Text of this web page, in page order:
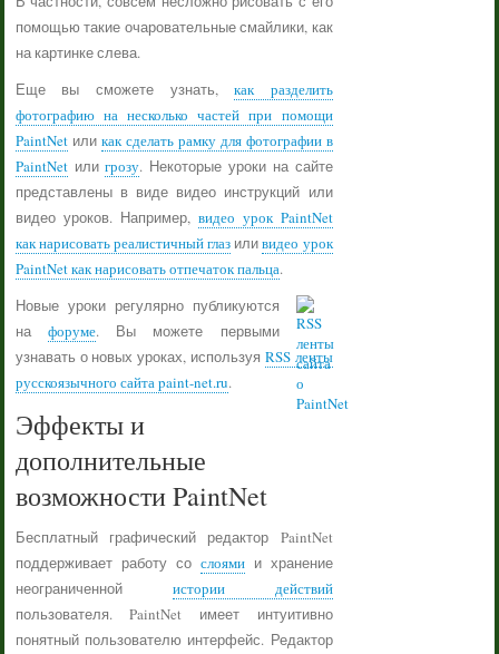
помощью такие очаровательные смайлики, как
на картинке слева.
Еще вы сможете узнать,как разделить
фотографию на несколько частей при помощи
PaintNetили как сделать рамку для фотографии в
PaintNetилигрозу. Некоторые уроки на сайте
представлены в виде видео инструкций или
видео уроков. Например, видео урок PaintNet
как нарисовать реалистичный глаз иливидео урок
PaintNet как нарисовать отпечаток пальца.
Новые уроки регулярно публикуются
нафоруме. Вы можете первыми
узнавать о новых уроках, используя RSS ленты
русскоязычного сайта paint-net.ru.
Эффекты и
дополнительные
возможности PaintNet
Бесплатный графический редактор PaintNet
поддерживает работу со слоямии хранение
неограниченной истории действий
пользователя. PaintNet имеет интуитивно
понятный пользователю интерфейс. Редактор